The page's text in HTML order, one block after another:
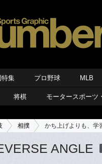
特集 プロ野球 MLB
将棋 モータースポーツ
相撲 かち上げよりも、学
ANGLE